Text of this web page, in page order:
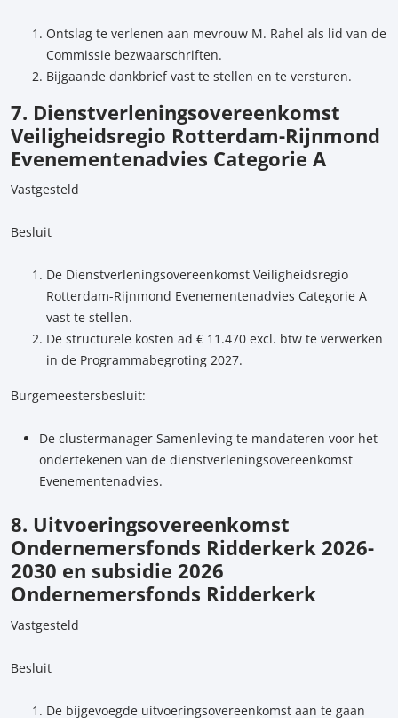
Ontslag te verlenen aan mevrouw M. Rahel als lid van de
Commissie bezwaarschriften.
Bijgaande dankbrief vast te stellen en te versturen.
7. Dienstverleningsovereenkomst
Veiligheidsregio Rotterdam-Rijnmond
Evenementenadvies Categorie A
Vastgesteld
Besluit
De Dienstverleningsovereenkomst Veiligheidsregio
Rotterdam-Rijnmond Evenementenadvies Categorie A
vast te stellen.
De structurele kosten ad € 11.470 excl. btw te verwerken
in de Programmabegroting 2027.
Burgemeestersbesluit:
De clustermanager Samenleving te mandateren voor het
ondertekenen van de dienstverleningsovereenkomst
Evenementenadvies.
8. Uitvoeringsovereenkomst
Ondernemersfonds Ridderkerk 2026-
2030 en subsidie 2026
Ondernemersfonds Ridderkerk
Vastgesteld
Besluit
De bijgevoegde uitvoeringsovereenkomst aan te gaan